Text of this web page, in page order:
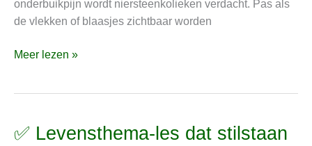
onderbuikpijn wordt niersteenkolieken verdacht. Pas als
de vlekken of blaasjes zichtbaar worden
EBV-
Meer lezen »
✅ Levensthema-les dat stilstaan
✅